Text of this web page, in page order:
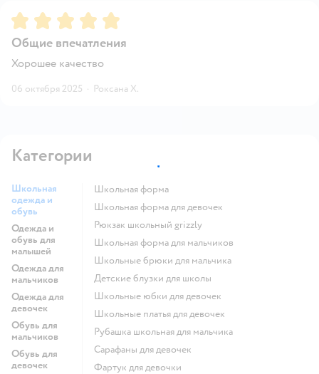
Рейтинг:5
Общие впечатления
Хорошее качество
06 октября 2025 · Роксана Х.
Категории
Школьная
одежда и
обувь
Одежда и
обувь для
малышей
Одежда для
мальчиков
Одежда для
девочек
Обувь для
мальчиков
Обувь для
девочек
Школьная форма
Школьная форма для девочек
Рюкзак школьный grizzly
Школьная форма для мальчиков
Школьные брюки для мальчика
Детские блузки для школы
Школьные юбки для девочек
Школьные платья для девочек
Рубашка школьная для мальчика
Сарафаны для девочек
Фартук для девочки